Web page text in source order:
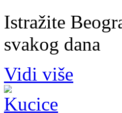
Istražite
svakog dana
Vidi više